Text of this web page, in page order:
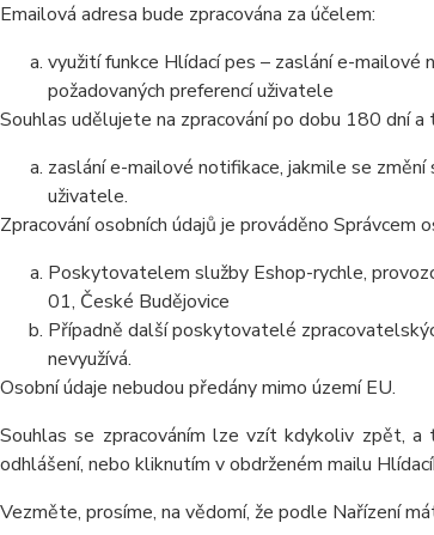
Emailová adresa bude zpracována za účelem:
využití funkce Hlídací pes – zaslání e-
požadovaných preferencí uživatele
Souhlas udělujete na zpracování po dobu 180 dní a
zaslání e-mailové notifikace, jakmile se
uživatele.
Zpracování osobních údajů je prováděno
Poskytovatelem služby Eshop-rychle,
01, České Budějovice
Případně další poskytovatelé
nevyužívá.
Osobní údaje nebudou předány mimo území EU.
Souhlas se zpracováním lze vzít kdykoliv zpět, a
odhlášení, nebo kliknutím v obdrženém mailu
Vezměte, prosíme, na vědomí, že podle Nařízení